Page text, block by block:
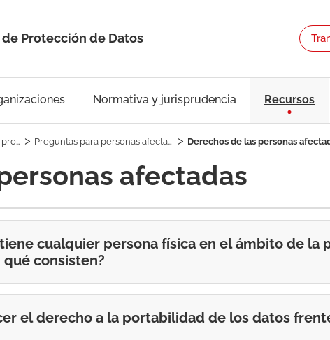
Protección de Datos
Normativa y jurisprudencia Recursos
Preguntas frecuentes sobre protección de datos Preguntas para personas afectadas Derechos de las personas
afectadas
cualquier persona física en el ámbito de la
consisten?
el derecho a la portabilidad de los datos